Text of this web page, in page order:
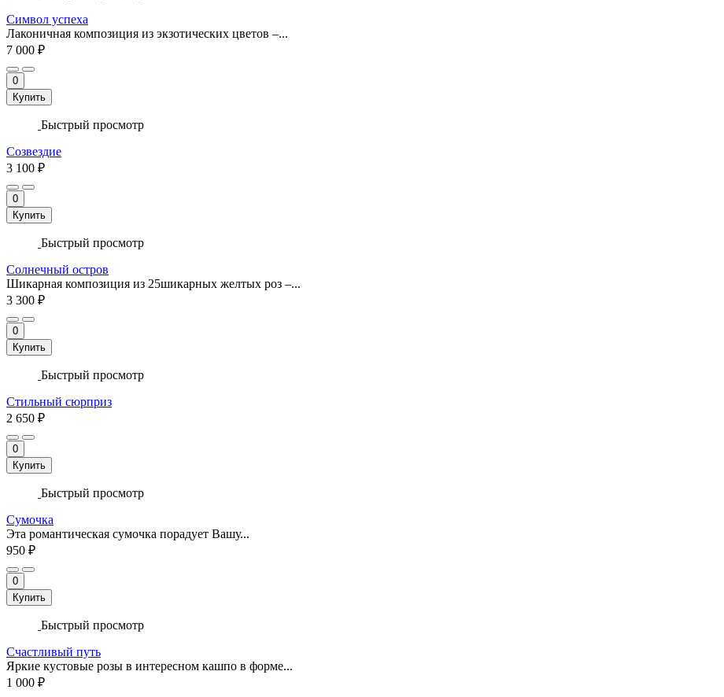
Символ успеха
Лаконичная композиция из экзотических цветов –...
7 000 ₽
0
Купить
Быстрый просмотр
Созвездие
3 100 ₽
0
Купить
Быстрый просмотр
Солнечный остров
Шикарная композиция из 25шикарных желтых роз –...
3 300 ₽
0
Купить
Быстрый просмотр
Стильный сюрприз
2 650 ₽
0
Купить
Быстрый просмотр
Сумочка
Эта романтическая сумочка порадует Вашу...
950 ₽
0
Купить
Быстрый просмотр
Счастливый путь
Яркие кустовые розы в интересном кашпо в форме...
1 000 ₽